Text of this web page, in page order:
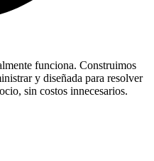
funciona. Construimos
y diseñada para resolver
sin costos innecesarios.